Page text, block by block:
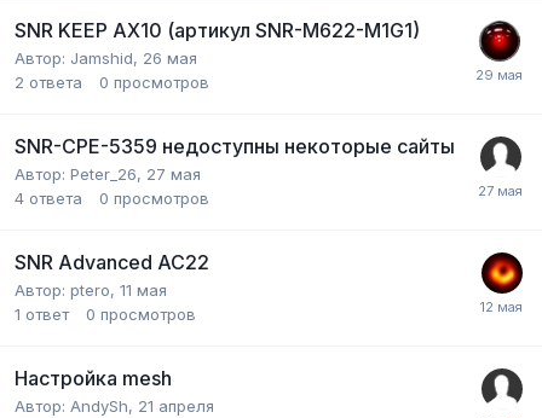
SNR KEEP AX10 (артикул SNR-M622-M1G1)
Автор: Jamshid, 26 мая
2 ответа 0 просмотров
SNR-CPE-5359 недоступны некоторые сайты
Автор: Peter_26, 27 мая
4 ответа 0 просмотров
SNR Advanced AC22
Автор: ptero, 11 мая
1 ответ 0 просмотров
Настройка mesh
Автор: AndySh, 21 апреля